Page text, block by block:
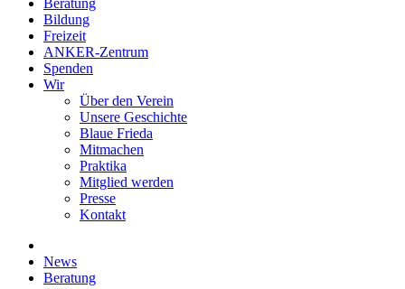
Bildung
Freizeit
ANKER-Zentrum
Spenden
Wir
Über den Verein
Unsere Geschichte
Blaue Frieda
Mitmachen
Praktika
Mitglied werden
Presse
Kontakt
News
Beratung